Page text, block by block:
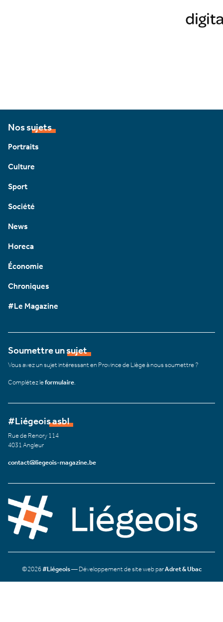
Nos sujets
Portraits
Culture
Sport
Société
News
Horeca
Économie
Chroniques
#Le Magazine
Soumettre un sujet
Vous avez un sujet intéressant en Province de Liège à nous soumettre ?
Complétez leformulaire
#Liégeois asbl
Rue de Renory 114
4031 Angleur
contact@liegeois-magazine.be
©2026#Liégeois— Développement de site web parAdret & Ubac